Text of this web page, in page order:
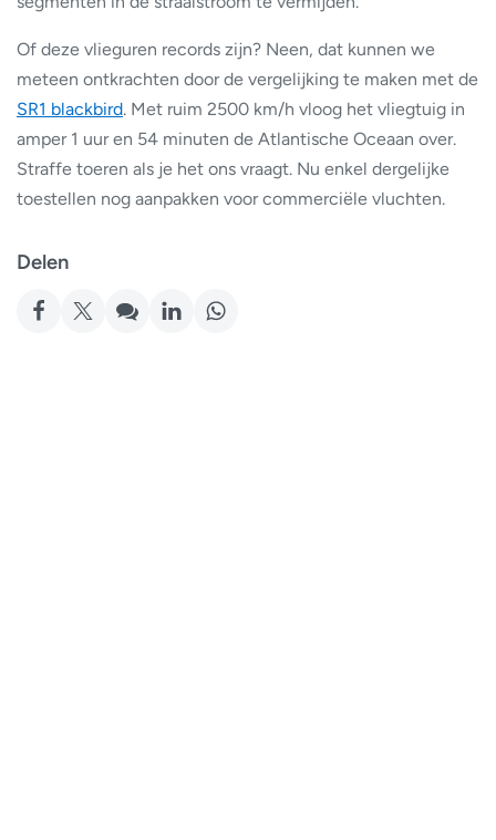
Of deze vlieguren records zijn? Neen, dat kunnen we
meteen ontkrachten door de vergelijking te maken met de
SR1 blackbird. Met ruim 2500 km/h vloog het vliegtuig in
amper 1 uur en 54 minuten de Atlantische Oceaan over.
Straffe toeren als je het ons vraagt. Nu enkel dergelijke
toestellen nog aanpakken voor commerciële vluchten.
Delen